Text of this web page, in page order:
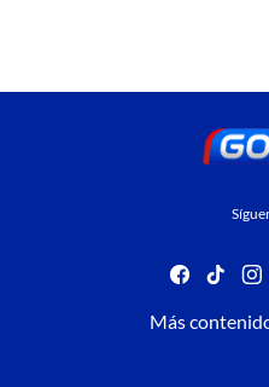
facebook
tiktok
Más